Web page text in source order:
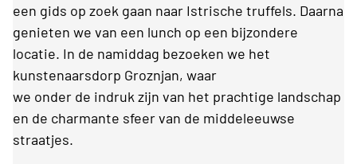
een gids op zoek gaan naar Istrische truffels. Daarna
genieten we van een lunch op een bijzondere
locatie. In de namiddag bezoeken we het
kunstenaarsdorp Groznjan, waar
we onder de indruk zijn van het prachtige landschap
en de charmante sfeer van de middeleeuwse
straatjes.